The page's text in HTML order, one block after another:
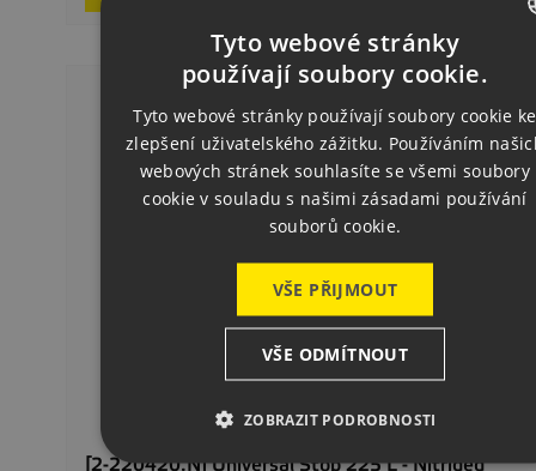
[2-220420.N] Universal Stop 225 L - Nitrided
ENGLISH
GERMAN
Tyto webové stránky
používají soubory cookie.
Tyto webové stránky používají soubory cookie ke
zlepšení uživatelského zážitku. Používáním
webových stránek souhlasíte se všemi soubory
cookie v souladu s našimi zásadami používání
souborů cookie.
VŠE PŘIJMOUT
VŠE ODMÍTNOUT
ZOBRAZIT PODROBNOSTI